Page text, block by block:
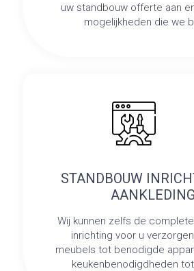
uw standbouw offerte aan
mogelijkheden die we
STANDBOUW
AANKLEDING
Wij kunnen zelfs de
inrichting voor u
meubels tot benodigde
keukenbenodigdheden